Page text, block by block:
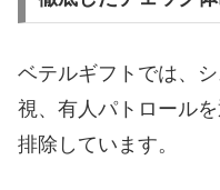
ベテルギフトでは、
視、有人パトロール
排除しています。